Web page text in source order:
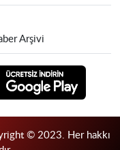
Arşivi
© 2023. Her hakkı